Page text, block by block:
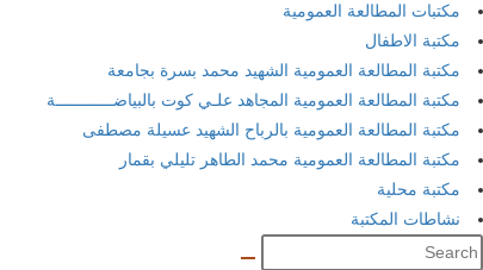
مكتبات المطالعة العمومية
مكتبة الاطفال
مكتبة المطالعة العمومية الشهيد محمد بسرة بجامعة
مكتبة المطالعة العمومية المجاهد علـي كوت بالبياضــــــــــــة
مكتبة المطالعة العمومية بالرباح الشهيد عسيلة مصطفى
مكتبة المطالعة العمومية محمد الطاهر تليلي بقمار
مكتبة محلية
نشاطات المكتبة